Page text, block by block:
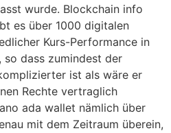
wurde. Blockchain info
es über 1000 digitalen
Kurs-Performance in
so dass zumindest der
ist als wäre er
Rechte vertraglich
ada wallet nämlich über
mit dem Zeitraum überein,